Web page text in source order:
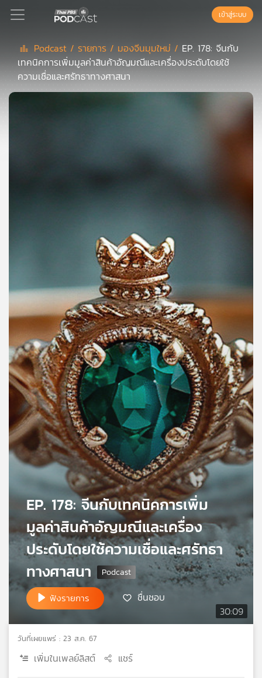
Podcast
เพลง
บทความ
ข่าว
และ
กิจกรรม
เกี่ยว
เรา
เครือ
ข่าย
วิทยุ
พี
แผนที่
เข้าสู่ระบบ
Podcast / รายการ / มองจีนมุมใหม่ / EP. 178: จีนกับ
เทคนิคการเพิ่มมูลค่าสินค้าอัญมณีและเครื่องประดับโดยใช้
ความเชื่อและศรัทธาทางศาสนา
30:09
EP. 178: จีนกับเทคนิคการเพิ่ม
มูลค่าสินค้าอัญมณีและเครื่อง
ประดับโดยใช้ความเชื่อและศรัทธา
ทางศาสนา
ฟังรายการ ชื่นชอบ
วันที่เผยแพร่ : 23 ส.ค. 67
เพิ่มในเพลย์ลิสต์ แชร์